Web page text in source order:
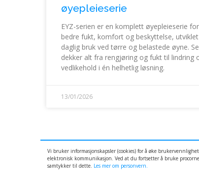
øyepleieserie
EYZ-serien er en komplett øyepleieserie for
bedre fukt, komfort og beskyttelse,
daglig bruk ved tørre og belastede øyne.
dekker alt fra rengjøring og fukt til lindring
vedlikehold i én helhetlig løsning.
13/01/2026
Vi bruker informasjonskapsler (cookies) for å øke
elektronisk kommunikasjon. Ved at du fortsetter å bruke
samtykker til dette. Les mer om personvern.